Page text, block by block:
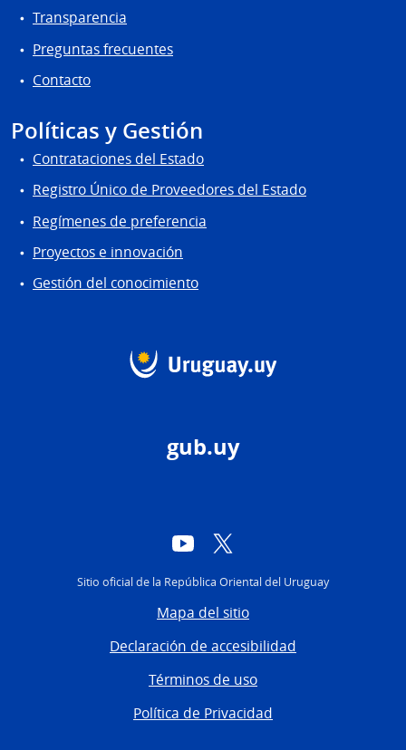
Transparencia
Preguntas frecuentes
Contacto
Políticas y Gestión
Contrataciones del Estado
Registro Único de Proveedores del Estado
Regímenes de preferencia
Proyectos e innovación
Gestión del conocimiento
gub.uy
YouTube
Sitio oficial de la República Oriental del Uruguay
Mapa del sitio
Declaración de accesibilidad
Términos de uso
Política de Privacidad